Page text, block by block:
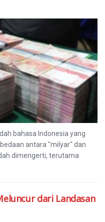
bahasa Indonesia yang
antara "milyar" dan
dimengerti, terutama
dari Landasan